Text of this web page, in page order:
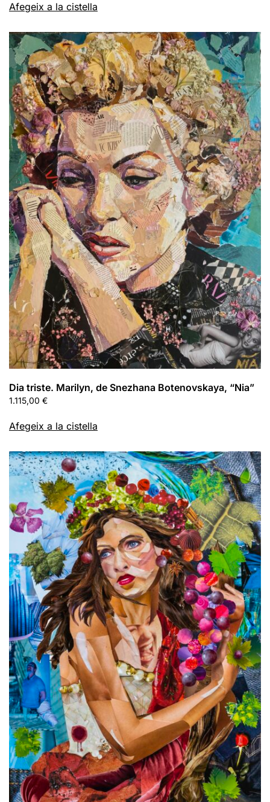
Afegeix a la cistella
Dia triste. Marilyn, de Snezhana Botenovskaya, “Nia”
1.115,00 €
Afegeix a la cistella